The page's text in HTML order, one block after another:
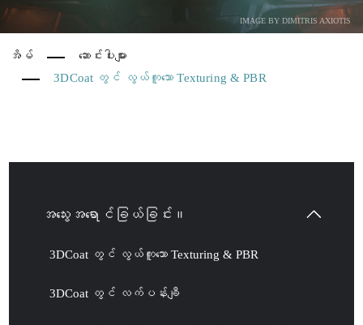
IMAGE BY DIMITRIS AXIOTIS
အိမ်
ဆောင်းပါးများ
3DCoat တွင် လွယ်ကူသော Texturing & PBR
အသွေးအရောင်ခြယ်ခြင်း။
3DCoat တွင် လွယ်ကူသော Texturing & PBR
3DCoat တွင် လက်ပန်းချီ